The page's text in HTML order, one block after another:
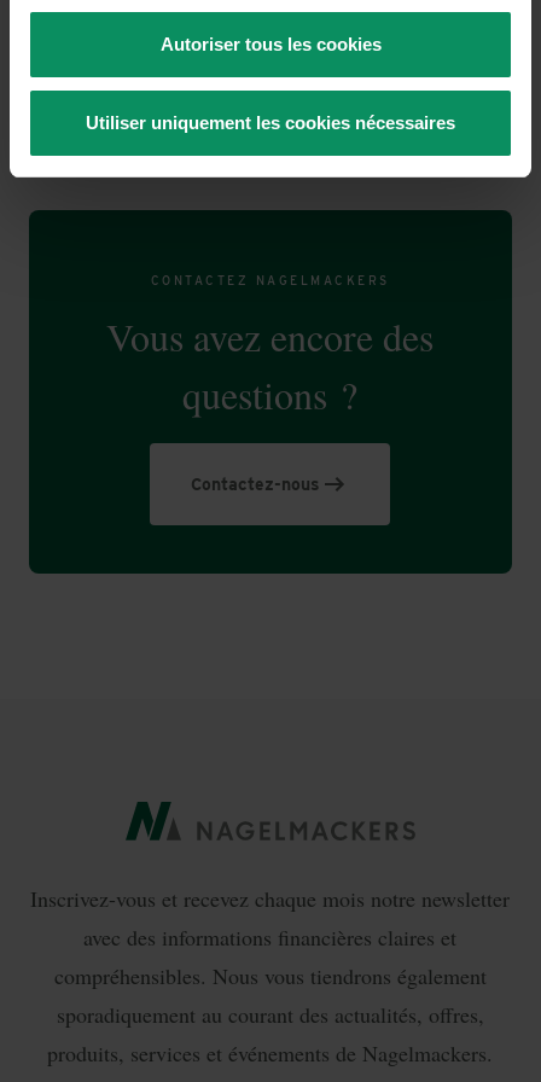
tout moment en rouvrant cette fenêtre de consentement
via le lien qui se trouve dans notrepolitique en matière
de cookies
, que vous pouvez retrouver via un hyperlien
Autoriser tous les cookies
Utiliser uniquement les cookies nécessaires
Paiements instantanés, qu’est-ce ?
Pourquoi choisir une Mastercard Platinum?
CONTACTEZ NAGELMACKERS
Vous avez encore des
questions ?
Contactez-nous
Inscrivez-vous et recevez chaque mois notre newsletter
avec des informations financières claires et
compréhensibles. Nous vous tiendrons également
sporadiquement au courant des actualités, offres,
produits, services et événements de Nagelmackers.